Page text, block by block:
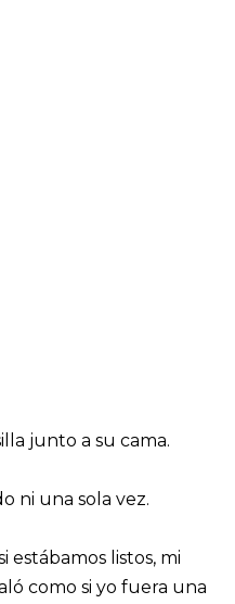
junto a su cama.
ni una sola vez.
listos, mi
como si yo fuera una